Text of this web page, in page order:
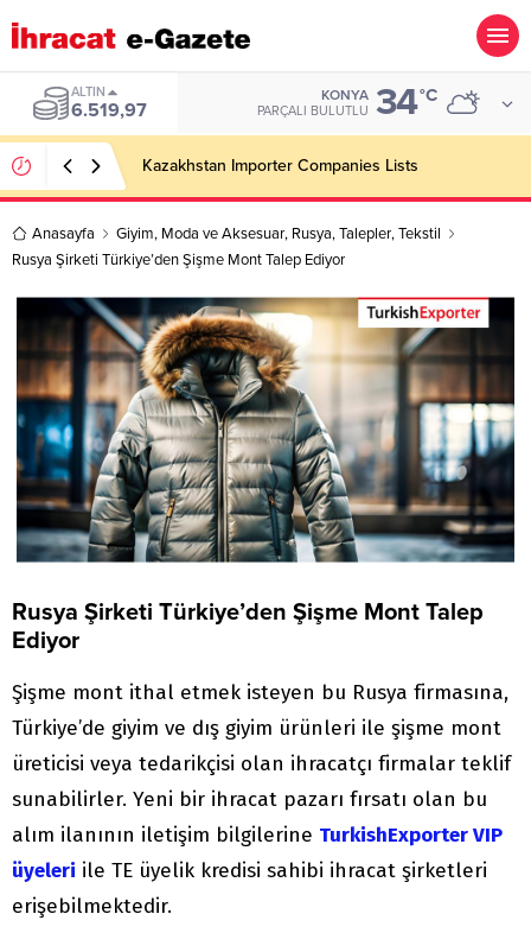
ALTIN
6.519,97
KONYA
PARÇALI BULUTLU 34°C
Kazakhstan Importer Companies Lists
Anasayfa Giyim, Moda ve Aksesuar, Rusya,Talepler,Tekstil
Rusya Şirketi Türkiye’den Şişme Mont Talep Ediyor
Rusya Şirketi Türkiye’den Şişme Mont Talep
Ediyor
Şişme mont ithal etmek isteyen bu Rusya firmasına,
Türkiye’de giyim ve dış giyim ürünleri ile şişme mont
üreticisi veya tedarikçisi olan ihracatçı firmalar teklif
sunabilirler. Yeni bir ihracat pazarı fırsatı olan bu
alım ilanının iletişim bilgilerine TurkishExporter VIP
üyeleri ile TE üyelik kredisi sahibi ihracat şirketleri
erişebilmektedir.